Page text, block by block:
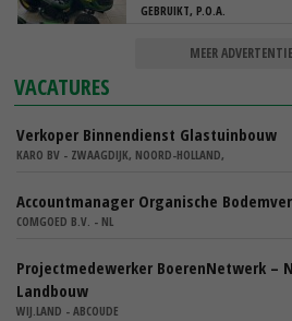
GEBRUIKT, P.O.A.
MEER
VACATURES
Verkoper Binnendienst Glastuinbouw
KARO BV - ZWAAGDIJK, NOORD-HOLLAND,
Accountmanager Organische
COMGOED B.V. - NL
Projectmedewerker BoerenNetwerk –
Landbouw
WIJ.LAND - ABCOUDE